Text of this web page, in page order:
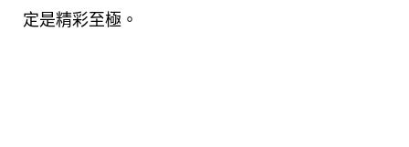
定是精彩至極。